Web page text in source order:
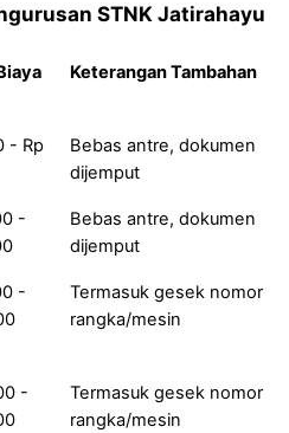
STNK Jatirahayu
Keterangan Tambahan
- Rp
Bebas antre, dokumen
dijemput
-
Bebas antre, dokumen
dijemput
-
Termasuk gesek nomor
rangka/mesin
-
Termasuk gesek nomor
rangka/mesin